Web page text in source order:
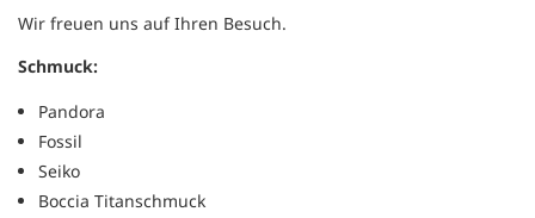
Wir freuen uns auf Ihren Besuch.
Schmuck:
Pandora
Fossil
Seiko
Boccia Titanschmuck